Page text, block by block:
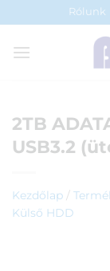
to
content
Rólunk
2TB
USB3.2
Kezdőlap /
Külső HDD